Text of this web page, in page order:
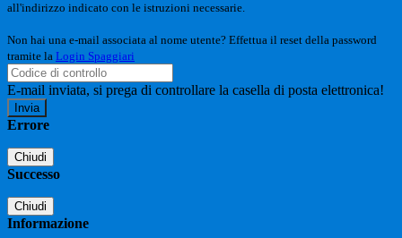
all'indirizzo indicato con le istruzioni necessarie.
Non hai una e-mail associata al nome utente? Effettua il reset della password
tramite la Login Spaggiari
E-mail inviata, si prega di controllare la casella di posta elettronica!
Errore
Chiudi
Successo
Chiudi
Informazione